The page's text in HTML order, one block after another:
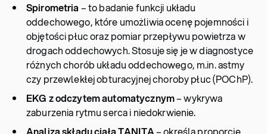
Spirometria – to badanie funkcji układu
oddechowego, które umożliwia ocenę pojemności i
objętości płuc oraz pomiar przepływu powietrza w
drogach oddechowych. Stosuje się je w diagnostyce
różnych chorób układu oddechowego, m.in. astmy
czy przewlekłej obturacyjnej choroby płuc (POChP).
EKG z odczytem automatycznym– wykrywa
zaburzenia rytmu serca i niedokrwienie.